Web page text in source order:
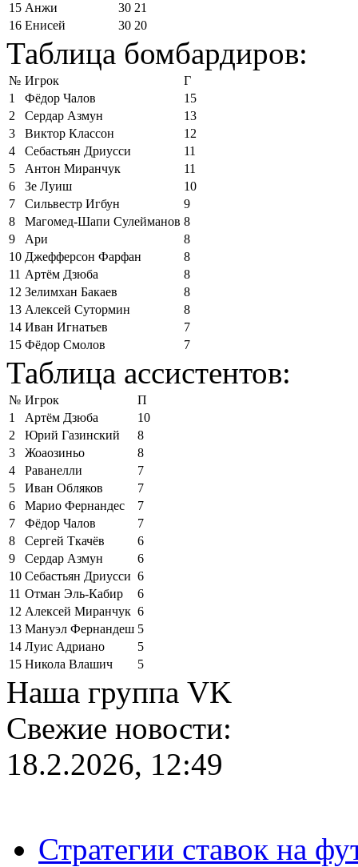
15 Анжи 30 21
16 Енисей 30 20
Таблица бомбардиров:
№ Игрок
Г
1
Фёдор Чалов
15
2
Сердар Азмун
13
3
Виктор Классон
12
4
Себастьян Дриусси
11
5
Антон Миранчук
11
6
Зе Луиш
10
7
Сильвестр Игбун
9
8
Магомед-Шапи Сулейманов 8
9
Ари
8
10 Джефферсон Фарфан
8
11 Артём Дзюба
8
12 Зелимхан Бакаев
8
13 Алексей Сутормин
8
14 Иван Игнатьев
7
15 Фёдор Смолов 7
Таблица ассистентов:
№ Игрок
П
1
Артём Дзюба
10
2
Юрий Газинский
8
3
Жоаозиньо
8
4
Раванелли
7
5
Иван Обляков
7
6
Марио Фернандес
7
7
Фёдор Чалов
7
8
Сергей Ткачёв
6
9
Сердар Азмун
6
10 Себастьян Дриусси 6
11 Отман Эль-Кабир
6
12 Алексей Миранчук 6
13 Мануэл Фернандеш 5
14 Луис Адриано
5
15 Никола Влашич 5
Наша группа VK
Свежие новости:
18.2.2026, 12:49
Стратегии ставок на